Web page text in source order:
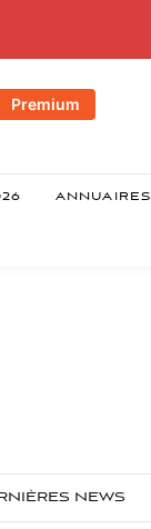
Premium
ANNUAIRES
NEWS